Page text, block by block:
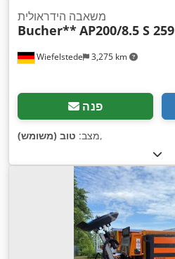
Wiefelstede 3,275 km
משאבה הידראולית
Bucher**AP200/8.5 S 259
פנה
מצב: טוב (משומש) ,